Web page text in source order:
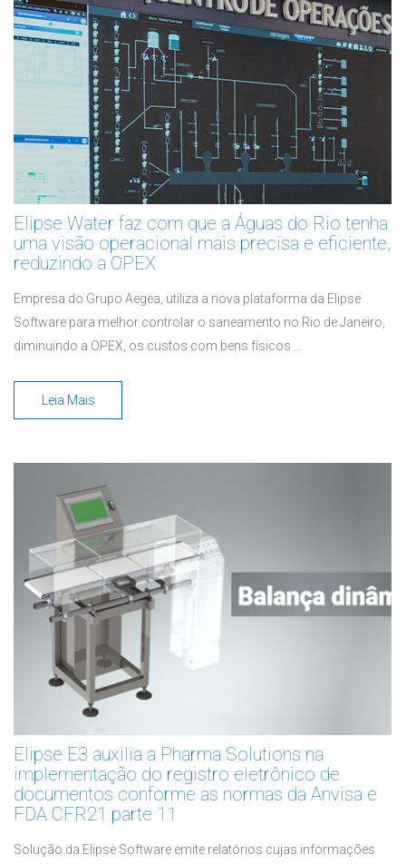
Elipse Water faz com que a Águas do Rio tenha
uma visão operacional mais precisa e eficiente,
reduzindo a OPEX
Empresa do Grupo Aegea, utiliza a nova plataforma da Elipse
Software para melhor controlar o saneamento no Rio de Janeiro,
diminuindo a OPEX, os custos com bens físicos ...
Leia Mais
Elipse E3 auxilia a Pharma Solutions na
implementação do registro eletrônico de
documentos conforme as normas da Anvisa e
FDA CFR21 parte 11
Solução da Elipse Software emite relatórios cujas informações